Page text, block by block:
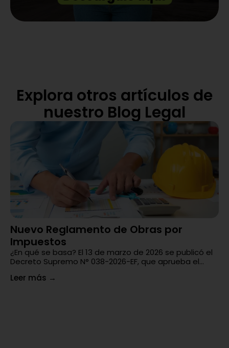
Explora otros artículos de
nuestro Blog Legal
Nuevo Reglamento de Obras por
Impuestos
¿En qué se basa? El 13 de marzo de 2026 se publicó el
Decreto Supremo N° 038-2026-EF, que aprueba el...
Leer más →